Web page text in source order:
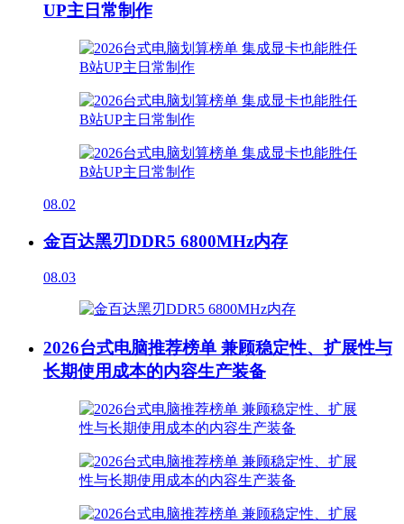
UP主日常制作
08.02
金百达黑刃DDR5 6800MHz内存
08.03
2026台式电脑推荐榜单 兼顾稳定性、扩展性与
长期使用成本的内容生产装备